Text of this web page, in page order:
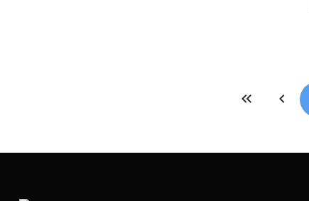
keyboard_double_arrow_left chevron_left